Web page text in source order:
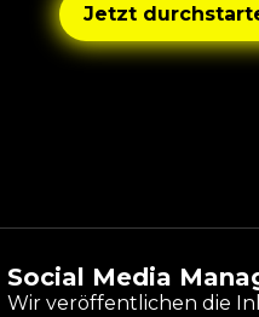
Jetzt
Social Media
Wir veröffentlichen die